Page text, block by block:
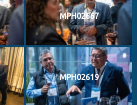
MPH02667
MPH02619